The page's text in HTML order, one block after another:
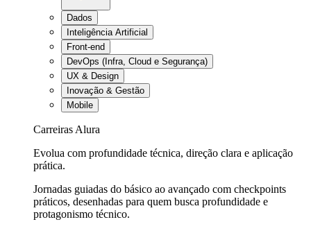
Dados
Inteligência Artificial
Front-end
DevOps (Infra, Cloud e Segurança)
UX & Design
Inovação & Gestão
Mobile
Carreiras Alura
Evolua com profundidade técnica, direção clara e aplicação
prática.
Jornadas guiadas do básico ao avançado com checkpoints
práticos, desenhadas para quem busca profundidade e
protagonismo técnico.